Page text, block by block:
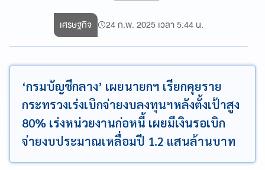
เศรษฐกิจ 24 ก.พ. 2025 เวลา 5:44 น.
‘กรมบัญชีกลาง’ เผยนายกฯ เรียกคุยราย
กระทรวงเร่งเบิกจ่ายงบลงทุนฯหลังตั้งเป้าสูง
80% เร่งหน่วยงานก่อหนี้ เผยมีเงินรอเบิก
จ่ายงบประมาณเหลื่อมปี 1.2 แสนล้านบาท